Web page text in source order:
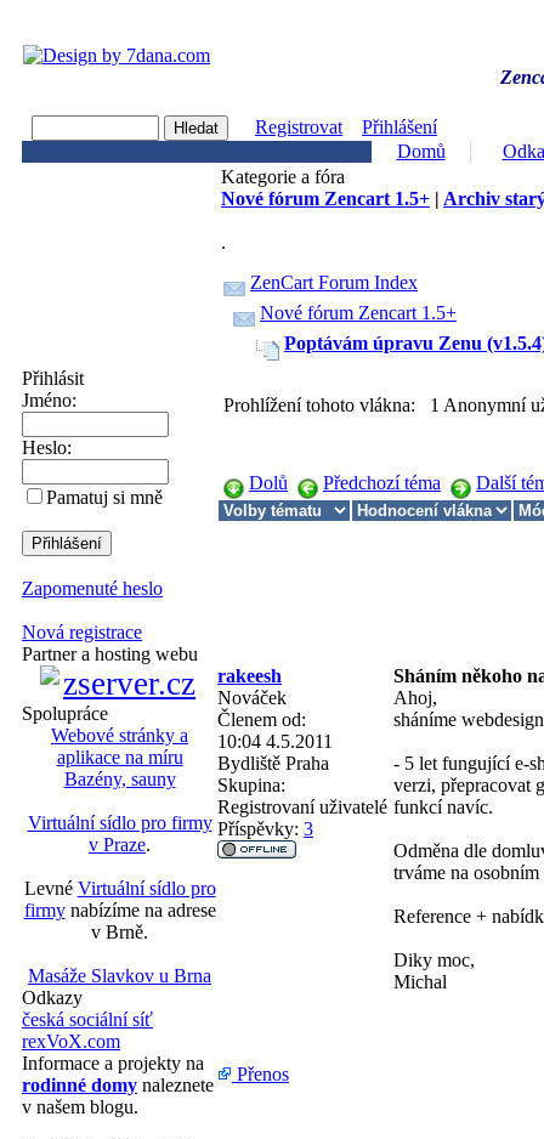
Registrovat
Přihlášení
Domů
Přihlásit
Jméno:
Heslo:
Pamatuj si mně
Zapomenuté heslo
Nová registrace
Partner a hosting webu
Spolupráce
Webové stránky a
aplikace na míru
Bazény, sauny
Virtuální sídlo pro firmy
v Praze.
Levné Virtuální sídlo pro
firmynabízíme na adrese
v Brně.
Masáže Slavkov u Brna
Odkazy
česká sociální síť
rexVoX.com
Informace a projekty na
rodinné domy naleznete
v našem blogu.
Kategorie a fóra
Nové fórum Zencart 1.5+ | Archiv
.
ZenCart Forum Index
Nové fórum Zencart 1.5+
Poptávám úpravu Zenu
Prohlížení tohoto vlákna: 1 Anonymní
Dolů Předchozí téma Další
rakeesh
Sháním někoho
Nováček
Členem od:
10:04 4.5.2011
Bydliště Praha
Skupina:
Registrovaní uživatelé
Příspěvky: 3
Ahoj,
sháníme
- 5 let fungující e-
verzi, přepracovat
funkcí navíc.
Odměna dle
trváme na
Reference +
Diky moc,
Michal
Přenos